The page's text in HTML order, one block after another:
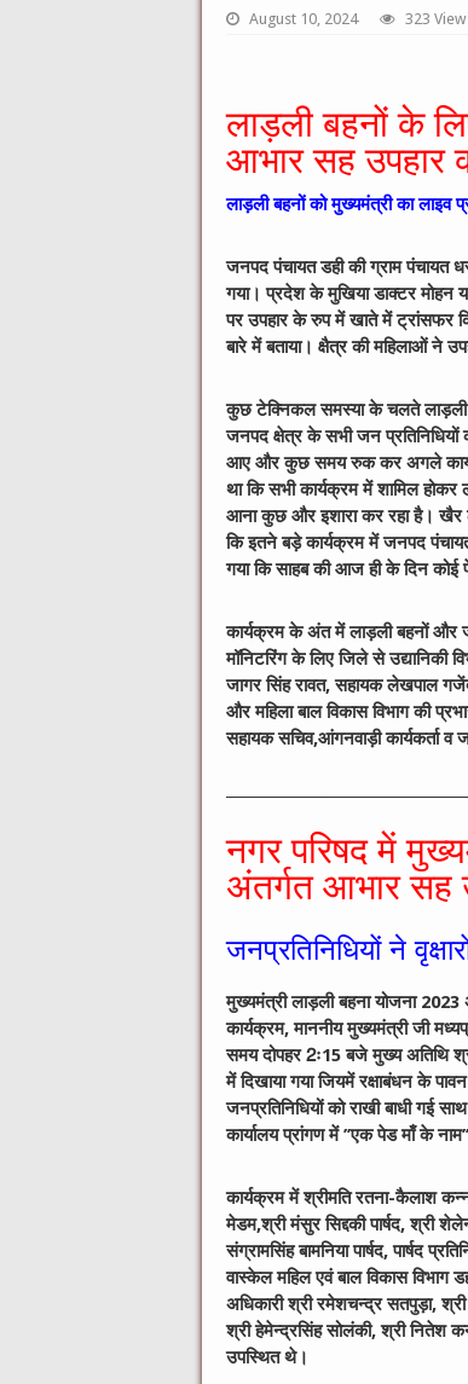
August 10, 2024 323
लाड़ली बहनों के
आभार सह उपहार
लाड़ली बहनों को मुख्यमंत्री का लाइव
जनपद पंचायत डही की ग्राम पंचायत
गया। प्रदेश के मुखिया डाक्टर मोहन
पर उपहार के रुप में खाते में ट्रांसफर
बारे में बताया। क्षैत्र की महिलाओं ने
कुछ टेक्निकल समस्या के चलते लाड़ली
जनपद क्षेत्र के सभी जन
आए और कुछ समय रुक कर अगले
था कि सभी कार्यक्रम में शामिल
आना कुछ और इशारा कर रहा है। खैर
कि इतने बड़े कार्यक्रम में जनपद पंचायत
गया कि साहब की आज ही के दिन कोई
कार्यक्रम के अंत में लाड़ली बहनों और
मॉनिटरिंग के लिए जिले से उद्यानिकी
जागर सिंह रावत, सहायक लेखपाल
और महिला बाल विकास विभाग की
सहायक सचिव,आंगनवाड़ी कार्यकर्ता व
नगर परिषद में
अंतर्गत आभार सह
जनप्रतिनिधियों ने
मुख्यमंत्री लाड़ली बहना योजना 2023
कार्यक्रम, माननीय मुख्यमंत्री जी
समय दोपहर 2ः15 बजे मुख्य अतिथि
में दिखाया गया जियमें रक्षाबंधन के पावन
जनप्रतिनिधियों को राखी बाधी गई
कार्यालय प्रांगण में ’’एक पेड माँ के
कार्यक्रम में श्रीमति रतना-कैलाश
मेडम,श्री मंसुर सिद्दकी पार्षद, श्री
संग्रामसिंह बामनिया पार्षद, पार्षद
वास्केल महिल एवं बाल विकास विभाग
अधिकारी श्री रमेशचन्द्र सतपुड़ा,
श्री हेमेन्द्रसिंह सोलंकी, श्री नितेश
उपस्थित थे।